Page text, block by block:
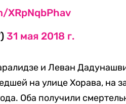
XRpNqbPhav
31 мая 2018 г.
и Леван
на улице Хорава, на
Оба получили